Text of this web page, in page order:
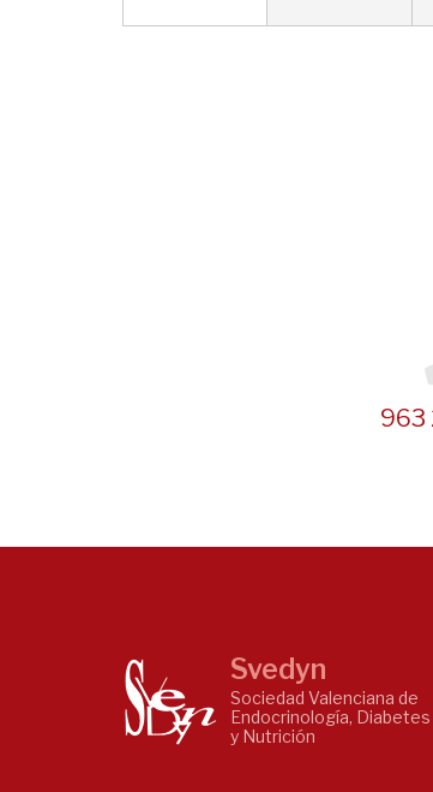
963
Svedyn
Sociedad Valenciana de
Endocrinología, Diabetes
y Nutrición